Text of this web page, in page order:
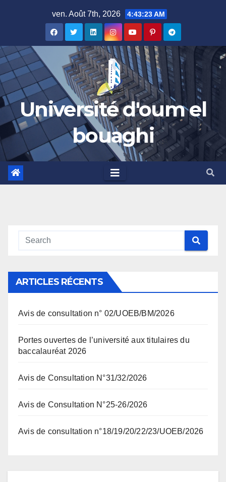
ven. Août 7th, 2026 4:43:24 AM
Université d'oum el
bouaghi
ARTICLES RÉCENTS
Avis de consultation n° 02/UOEB/BM/2026
Portes ouvertes de l’université aux titulaires du
baccalauréat 2026
Avis de Consultation N°31/32/2026
Avis de Consultation N°25-26/2026
Avis de consultation n°18/19/20/22/23/UOEB/2026